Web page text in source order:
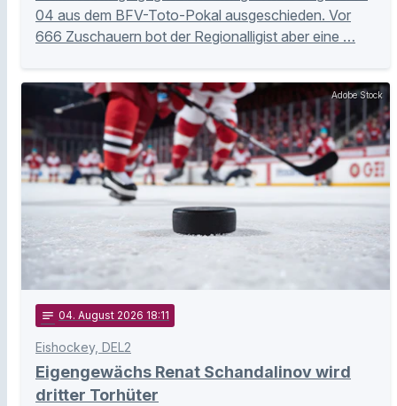
04 aus dem BFV-Toto-Pokal ausgeschieden. Vor
666 Zuschauern bot der Regionalligist aber eine …
Adobe Stock
notes 04. August 2026 18:11
Eishockey, DEL2
Eigengewächs Renat Schandalinov wird
dritter Torhüter